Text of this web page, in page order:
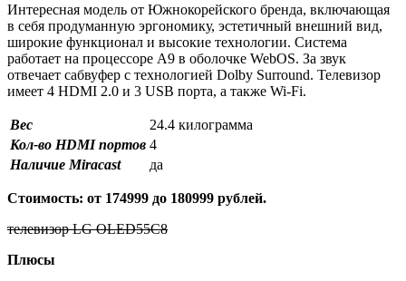
Интересная модель от Южнокорейского бренда, включающая
в себя продуманную эргономику, эстетичный внешний вид,
широкие функционал и высокие технологии. Система
работает на процессоре A9 в оболочке WebOS. За звук
отвечает сабвуфер с технологией Dolby Surround. Телевизор
имеет 4 HDMI 2.0 и 3 USB порта, а также Wi-Fi.
Вес
24.4 килограмма
Кол-во HDMI портов 4
Наличие Miracast
да
Стоимость: от 174999 до 180999 рублей.
телевизор LG OLED55C8
Плюсы